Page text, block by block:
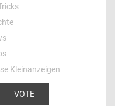
Kleinanzeigen